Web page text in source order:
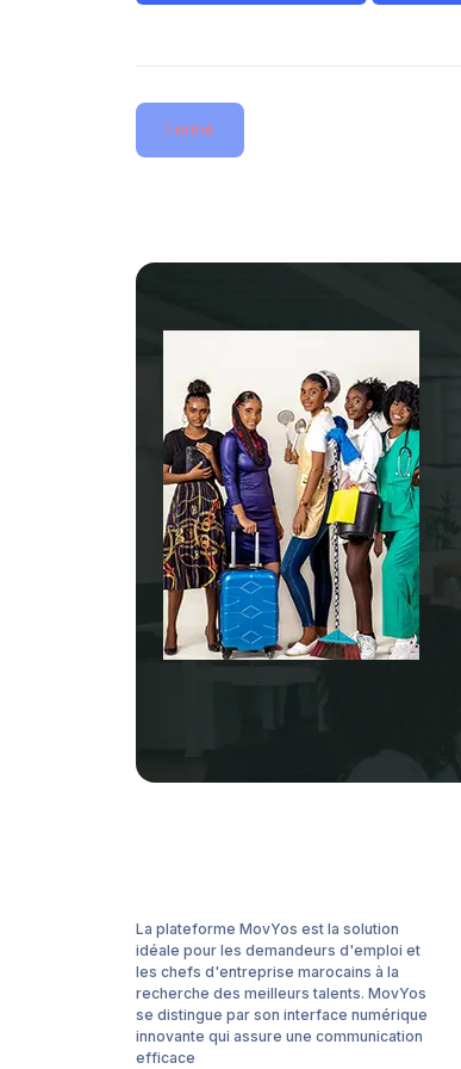
Fermé
La plateforme MovYos est la solution
idéale pour les demandeurs d'emploi et
les chefs d'entreprise marocains à la
recherche des meilleurs talents. MovYos
se distingue par son interface numérique
innovante qui assure une communication
efficace